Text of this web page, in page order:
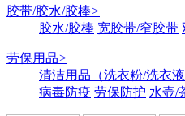
胶带/胶水/胶棒>
胶水/胶棒 宽胶带/窄胶带
劳保用品>
清洁用品（洗衣粉/洗衣
病毒防疫 劳保防护 水壶/